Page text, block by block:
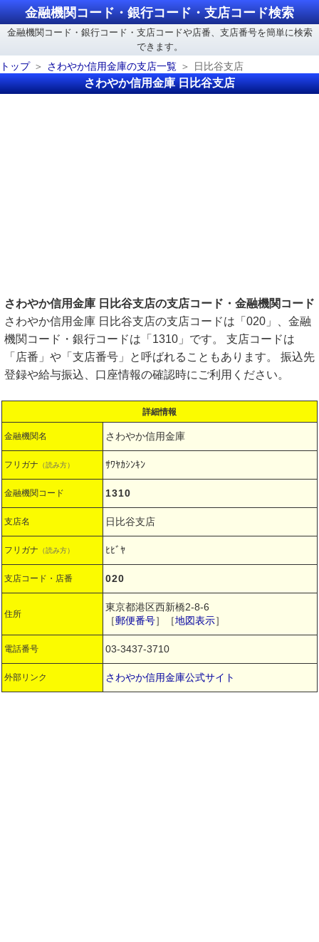
金融機関コード・銀行コード・支店コード検索
金融機関コード・銀行コード・支店コードや店番、支店番号を簡単に検索
できます。
トップ
さわやか信用金庫の支店一覧 日比谷支店
さわやか信用金庫 日比谷支店
さわやか信用金庫 日比谷支店の支店コード・金融機関コード
さわやか信用金庫 日比谷支店の支店コードは「020」、金融
機関コード・銀行コードは「1310」です。 支店コードは
「店番」や「支店番号」と呼ばれることもあります。 振込先
登録や給与振込、口座情報の確認時にご利用ください。
詳細情報
金融機関名 さわやか信用金庫
フリガナ （読み方） ｻﾜﾔｶｼﾝｷﾝ
金融機関コード 1310
支店名 日比谷支店
フリガナ （読み方） ﾋﾋﾞﾔ
支店コード・店番 020
住所
東京都港区西新橋2-8-6
［郵便番号］［地図表示］
電話番号 03-3437-3710
外部リンク さわやか信用金庫公式サイト